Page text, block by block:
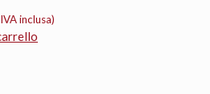
inclusa)